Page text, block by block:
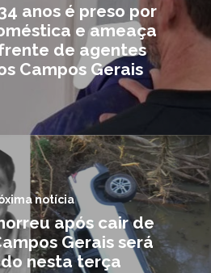
anos é preso por
e ameaça
de agentes
Campos Gerais
notícia
após cair de
Gerais será
nesta terça